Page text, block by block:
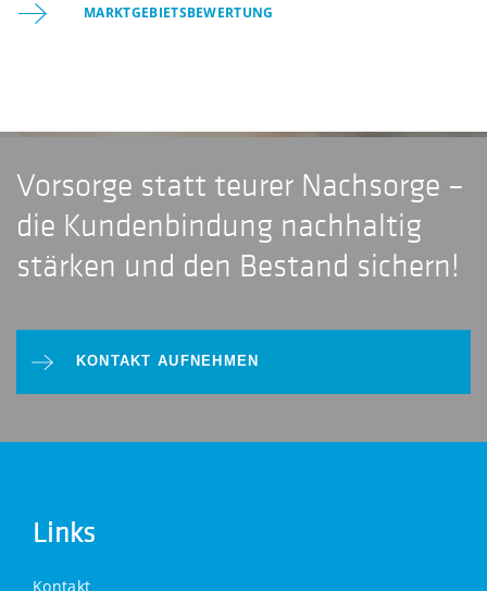
MARKTGEBIETSBEWERTUNG
Vorsorge statt teurer Nachsorge –
die Kundenbindung nachhaltig
stärken und den Bestand sichern!
KONTAKT AUFNEHMEN
Links
Kontakt